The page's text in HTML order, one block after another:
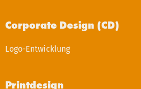
Corporate Design (CD)
Logo-Entwicklung
Printdesign